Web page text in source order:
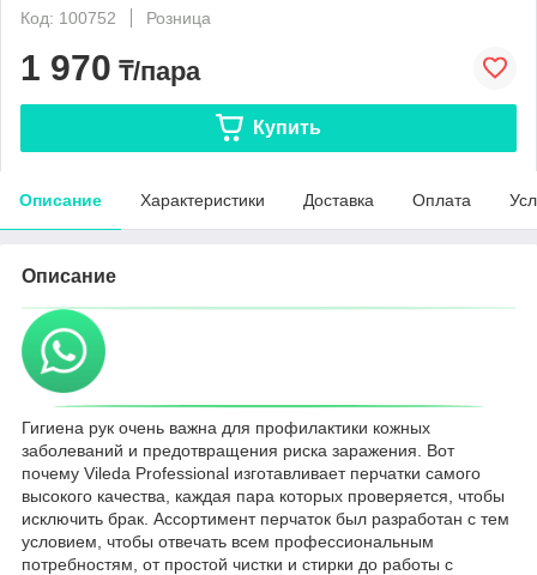
Код: 100752
Розница
1 970 ₸/пара
Купить
Описание Характеристики Доставка Оплата
Описание
Гигиена рук очень важна для профилактики кожных
заболеваний и предотвращения риска заражения. Вот
почему Vileda Professional изготавливает перчатки самого
высокого качества, каждая пара которых проверяется, чтобы
исключить брак. Ассортимент перчаток был разработан с тем
условием, чтобы отвечать всем профессиональным
потребностям, от простой чистки и стирки до работы с